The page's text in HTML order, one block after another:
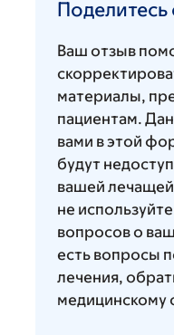
Ваш отзыв
материалы,
пациентам.
вами в этой
будут
вашей
не
вопросов о
есть вопросы
лечения,
медицинскому